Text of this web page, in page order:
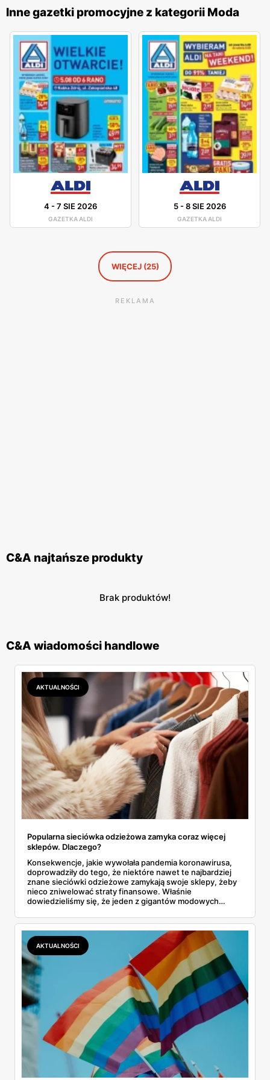
modne, ale również wygodne i trwałe. Firma dba o
zrównoważony rozwój, wprowadzając do swojej oferty
produkty ekologiczne oraz dbając o odpowiedzialne źródła
pozyskiwania materiałów. Dzięki temuC&Azyskała
uznanie wśród klientów, którzy cenią sobie etyczne
podejście do mody. Sklepy
znajdują się w dogodnych
lokalizacjach na terenie całej Polski, co ułatwia dostęp do
szerokiej gamy odzieży i akcesoriów dla szerokiego grona
klientów. Firma stawia na profesjonalną obsługę oraz
pomoc w wyborze odpowiednich produktów, oferując
fachowe doradztwo i wsparcie na każdym etapie zakupów.
Inne gazetki promocyjne z kategorii Moda
4 -7 SIE 2026
GAZETKA ALDI
5-8 SIE 2026
GAZETKA ALDI
WIĘCEJ (25)
REKLAMA
C&A najtańsze produkty
Brak produktów!
C&A wiadomości handlowe
AKTUALNOŚCI
Popularna sieciówka odzieżowa zamyka coraz więcej
sklepów. Dlaczego?
Konsekwencje, jakie wywołała pandemia koronawirusa,
doprowadziły do tego, że niektóre nawet te najbardziej
znane sieciówki odzieżowe zamykają swoje sklepy, żeby
nieco zniwelować straty finansowe. Właśnie
dowiedzieliśmy się, że jeden z gigantów modowych
chodzi? Czy zagraża jej upadek? Dowiedz się!
AKTUALNOŚCI